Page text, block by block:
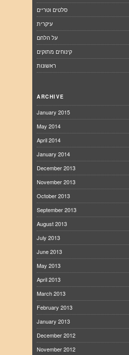
סלטים וטריים
עיקרית
על הלחם
קינוחים מתוקים
ראשונות
ARCHIVE
January 2015
May 2014
April 2014
January 2014
December 2013
November 2013
October 2013
September 2013
August 2013
July 2013
June 2013
May 2013
April 2013
March 2013
February 2013
January 2013
December 2012
November 2012